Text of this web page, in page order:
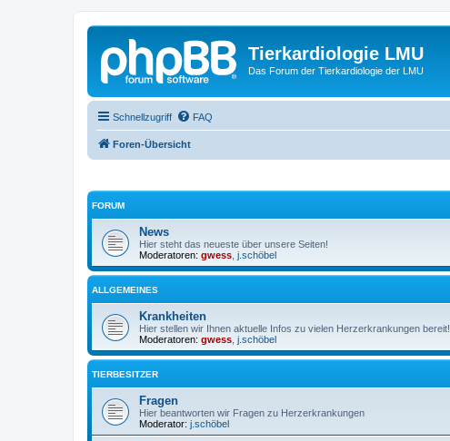
Tierkardiologie LMU
Das Forum der Tierkardiologie der LMU
Schnellzugriff FAQ
Foren-Übersicht
FORUM
News
Hier steht das neueste über unsere Seiten!
Moderatoren: gwess j.schöbel
ALLGEMEINES
Krankheiten
Hier stellen wir Ihnen aktuelle Infos zu vielen Herzerkrankungen bereit!
Moderatoren: gwess j.schöbel
TIERBESITZER
Fragen
Hier beantworten wir Fragen zu Herzerkrankungen
Moderator: j.schöbel